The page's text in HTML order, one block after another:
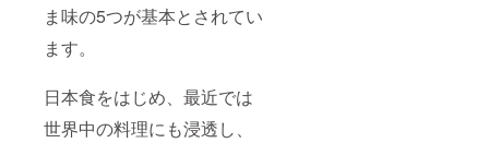
ま味の5つが基本とされてい
ます。
日本食をはじめ、最近では
世界中の料理にも浸透し、